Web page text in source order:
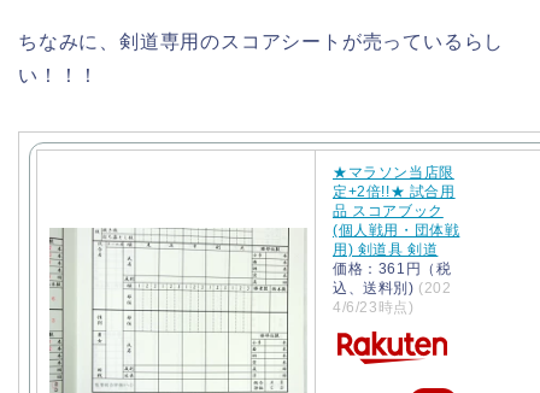
ちなみに、剣道専用のスコアシートが売っているらし
い！！！
★マラソン当店限
定+2倍!!★ 試合用
品 スコアブック
(個人戦用・団体戦
用) 剣道具 剣道
価格：361円（税
込、送料別) (202
4/6/23時点)